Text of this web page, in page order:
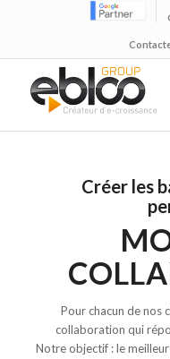
Créer les
Pour chacun de nos
collaboration qui
Notre objectif : le